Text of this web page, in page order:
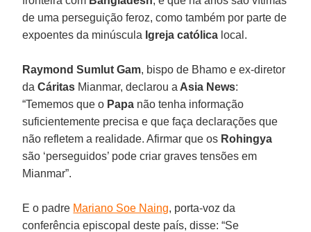
de uma perseguição feroz, como também por parte de
expoentes da minúscula Igreja católica local.
Raymond Sumlut Gam, bispo de Bhamo e ex-diretor
daCáritas Mianmar, declarou a Asia News:
“Tememos que o Papa não tenha informação
suficientemente precisa e que faça declarações que
não refletem a realidade. Afirmar que os Rohingya
são ‘perseguidos’ pode criar graves tensões em
Mianmar”.
E o padre Mariano Soe Naing, porta-voz da
conferência episcopal deste país, disse: “Se